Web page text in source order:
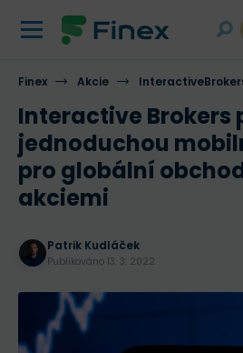
Finex Akcie
Interactive Brokers
jednoduchou
pro globální
akciemi
Patrik Kudláček
Publikováno 13. 3. 2022